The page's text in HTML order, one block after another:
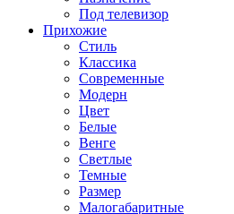
Под телевизор
Прихожие
Стиль
Классика
Современные
Модерн
Цвет
Белые
Венге
Светлые
Темные
Размер
Малогабаритные